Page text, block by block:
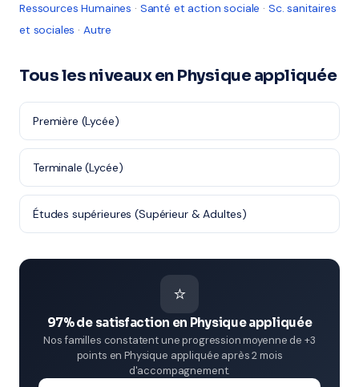
Ressources Humaines · Santé et action sociale · Sc. sanitaires
et sociales · Autre
Tous les niveaux en Physique appliquée
Première (Lycée)
Terminale (Lycée)
Études supérieures (Supérieur & Adultes)
⭐
97% de satisfaction en Physique appliquée
Nos familles constatent une progression moyenne de +3
points en Physique appliquée après 2 mois
d'accompagnement.